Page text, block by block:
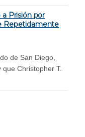
Prisión por
Repetidamente
de San Diego,
Christopher T.